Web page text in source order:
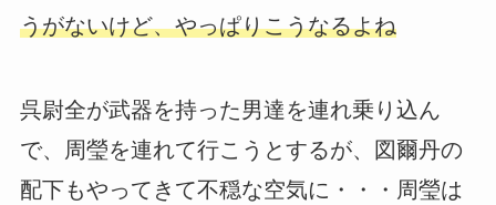
うがないけど、やっぱりこうなるよね
呉尉全が武器を持った男達を連れ乗り込ん
で、周瑩を連れて行こうとするが、図爾丹の
配下もやってきて不穏な空気に・・・周瑩は